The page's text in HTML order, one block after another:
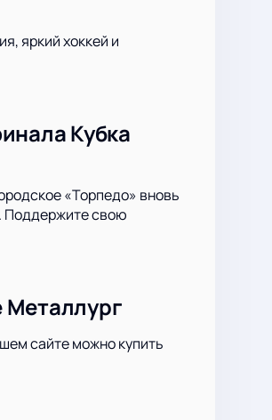
яркий хоккей и
Кубка
«Торпедо» вновь
Поддержите свою
сайте можно купить